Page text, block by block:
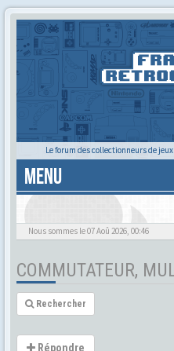
Le forum des collectionneurs de
MENU
Nous sommes le 07 Aoû 2026, 00:46
COMMUTATEUR,
Rechercher
Répondre